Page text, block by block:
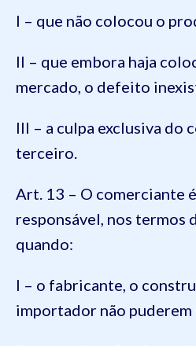
I – que não colocou o
II – que embora haja
mercado, o defeito
III – a culpa exclusiva do
terceiro.
Art. 13 – O comerciante
responsável, nos termos
quando:
I – o fabricante, o
importador não